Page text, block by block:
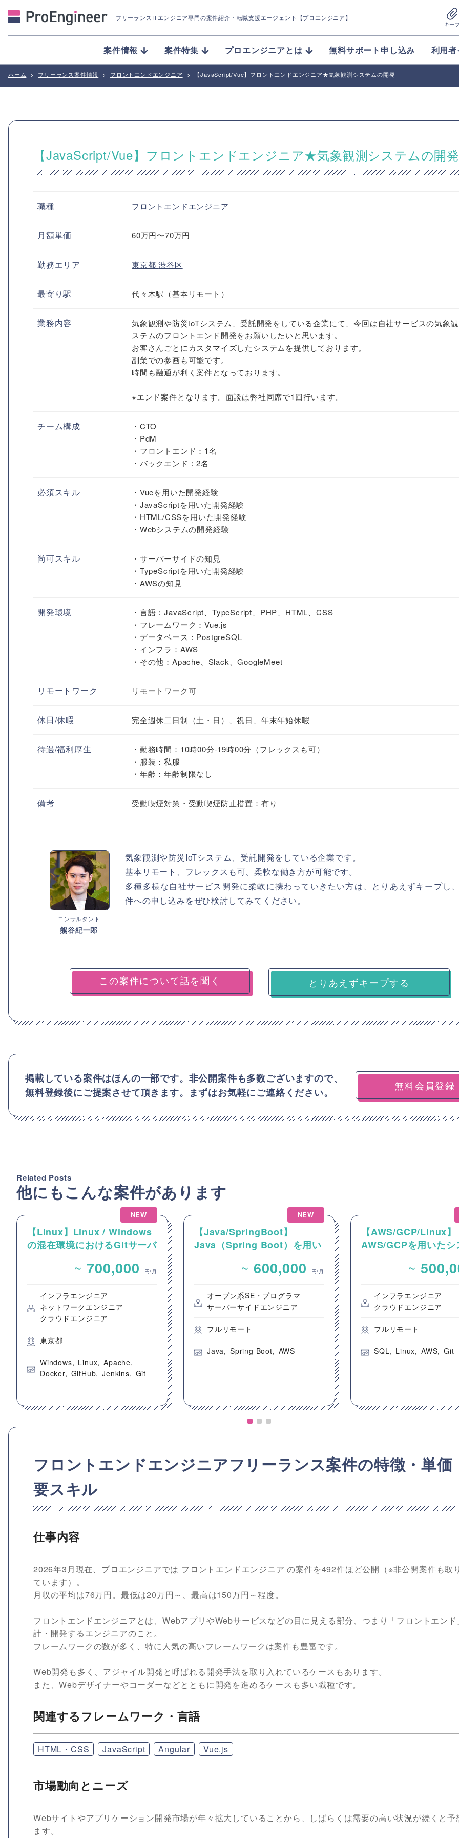
フリーランスITエンジニア専門の案件紹介 ・転職支援エージェント【プロエンジニア】
キー
案件情報 案件特集 プロエンジニアとは 無料サポート申し込み 利用
ホーム > フリーランス案件情報 > フロントエンドエンジニア > 【JavaScript/Vue】フロントエンドエンジニア★気象観測システムの開発
【JavaScript/Vue】フロントエンドエンジニア★気象観測システムの開発
職種 フロントエンドエンジニア
月額単価 60万円〜70万円
勤務エリア 東京都渋谷区
最寄り駅 代々木駅（基本リモート）
業務内容
気象観測や防災IoTシステム、受託開発をしている企業にて、今回は自社サービスの気象
ステムのフロントエンド開発をお願いしたいと思います。
お客さんごとにカスタマイズしたシステムを提供しております。
副業での参画も可能です。
時間も融通が利く案件となっております。
※エンド案件となります。面談は弊社同席で1回行います。
チーム構成
・CTO
・PdM
・フロントエンド：1名
・バックエンド：2名
必須スキル
・Vueを用いた開発経験
・JavaScriptを用いた開発経験
・HTML/CSSを用いた開発経験
・Webシステムの開発経験
尚可スキル
・サーバーサイドの知見
・TypeScriptを用いた開発経験
・AWSの知見
開発環境
・言語：JavaScript、TypeScript、PHP、HTML、CSS
・フレームワーク：Vue.js
・データベース：PostgreSQL
・インフラ：AWS
・その他：Apache、Slack、GoogleMeet
リモートワーク リモートワーク可
休日/休暇 完全週休二日制（土・日）、祝日、年末年始休暇
待遇/福利厚生
・勤務時間：10時00分-19時00分（フレックスも可）
・服装：私服
・年齢：年齢制限なし
備考 受動喫煙対策・受動喫煙防止措置：有り
コンサルタント
熊谷紀一郎
気象観測や防災IoTシステム、受託開発をしている企業です。
基本リモート、フレックスも可、柔軟な働き方が可能です。
多種多様な自社サービス開発に柔軟に携わっていきたい方は、とりあえずキープし
件への申し込みをぜひ検討してみてください。
とりあえずキープする
掲載している案件はほんの一部です。非公開案件も多数ございますので、
無料登録後にご提案させて頂きます。まずはお気軽にご連絡ください。
無料会員登録
Related Posts
他にもこんな案件があります
NEW
【Linux】Linux / Windows
の混在環境におけるGitサーバ
~ 700,000 円/月
インフラエンジニア
ネットワークエンジニア
クラウドエンジニア
東京都
Windows Linux
Apache
Docker
GitHub Jenkins Git
NEW
【Java/SpringBoot】
Java（Spring Boot）を用い
~ 600,000 円/月
オープン系SE・プログラマ
サーバーサイドエンジニア
フルリモート
Java Spring Boot AWS
【AWS/GCP/Linux】
AWS/GCPを用いたシ
~
インフラエンジニア
クラウドエンジニア
フルリモート
SQL Linux AWS Git
フロントエンドエンジニアフリーランス案件の特徴・単価
要スキル
仕事内容
2026年3月現在、プロエンジニアでは フロントエンドエンジニア の案件を492件ほど公開（※非公開案件も取
ています）。
月収の平均は76万円。最低は20万円～、最高は150万円～程度。
フロントエンドエンジニアとは、WebアプリやWebサービスなどの目に見える部分、つまり「フロントエン
計・開発するエンジニアのこと。
フレームワークの数が多く、特に人気の高いフレームワークは案件も豊富です。
Web開発も多く、アジャイル開発と呼ばれる開発手法を取り入れているケースもあります。
また、Webデザイナーやコーダーなどとともに開発を進めるケースも多い職種です。
関連するフレームワーク・言語
HTML・CSS JavaScript Angular Vue.js
市場動向とニーズ
Webサイトやアプリケーション開発市場が年々拡大していることから、しばらくは需要の高い状況が続くと予
ます。